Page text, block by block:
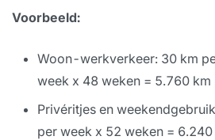
Voorbeeld:
Woon-werkverkeer: 30 km
week x 48 weken = 5.760 km
Privéritjes en
per week x 52 weken = 6.240